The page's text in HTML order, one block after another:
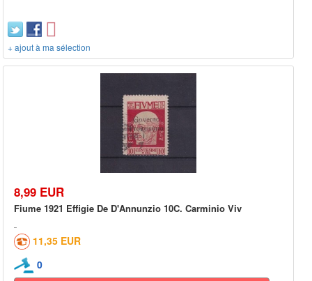
+ ajout à ma sélection
8,99 EUR
Fiume 1921 Effigie De D'Annunzio 10C. Carminio Viv
11,35 EUR
0